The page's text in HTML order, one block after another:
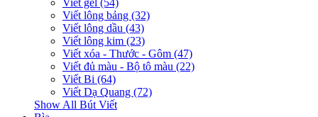
Viết gel (54)
Viết lông bảng (32)
Viết lông dầu (43)
Viết lông kim (23)
Viết xóa - Thước - Gôm (47)
Viết đủ màu - Bộ tô màu (22)
Viết Bi (64)
Viết Dạ Quang (72)
Show All Bút Viết